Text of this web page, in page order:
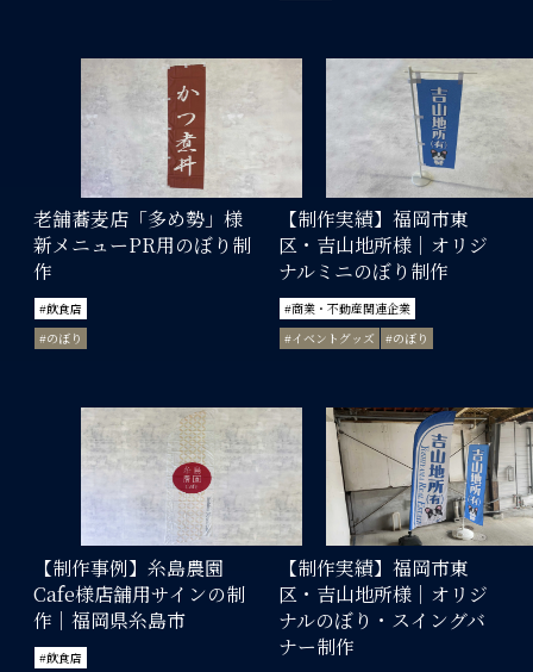
老舗蕎麦店「多め勢」様
新メニューPR用のぼり制
作
#飲食店
#のぼり
【制作実績】福岡市東
区・吉山地所様｜オリジ
ナルミニのぼり制作
#商業・不動産関連企業
#イベントグッズ
#のぼり
【制作事例】糸島農園
Cafe様店舗用サインの制
作｜福岡県糸島市
#飲食店
【制作実績】福岡市東
区・吉山地所様｜オリジ
ナルのぼり・スイングバ
ナー制作